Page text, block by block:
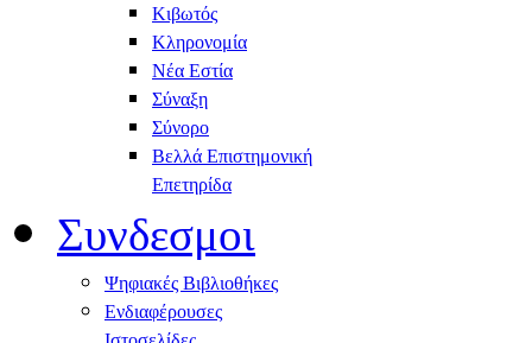
Κιβωτός
Κληρονομία
Νέα Εστία
Σύναξη
Σύνορο
Βελλά Επιστημονική
Επετηρίδα
Συνδεσμοι
Ψηφιακές Βιβλιοθήκες
Ενδιαφέρουσες